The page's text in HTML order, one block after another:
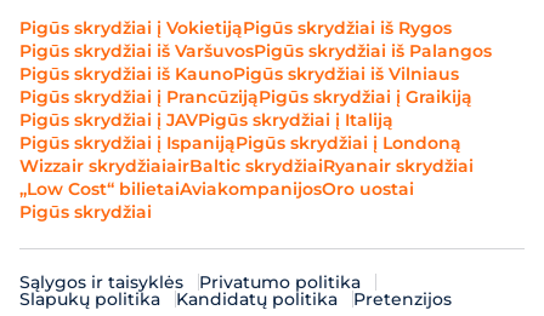
Pigūs skrydžiai į VokietijąPigūs skrydžiai iš Rygos
Pigūs skrydžiai iš VaršuvosPigūs skrydžiai iš Palangos
Pigūs skrydžiai iš KaunoPigūs skrydžiai iš Vilniaus
Pigūs skrydžiai į PrancūzijąPigūs skrydžiai į Graikiją
Pigūs skrydžiai į JAVPigūs skrydžiai į Italiją
Pigūs skrydžiai į IspanijąPigūs skrydžiai į Londoną
Wizzair skrydžiaiairBaltic skrydžiaiRyanair skrydžiai
„Low Cost“ bilietaiAviakompanijosOro uostai
Pigūs skrydžiai
Sąlygos ir taisyklės Privatumo politika
Slapukų politika Kandidatų politika Pretenzijos